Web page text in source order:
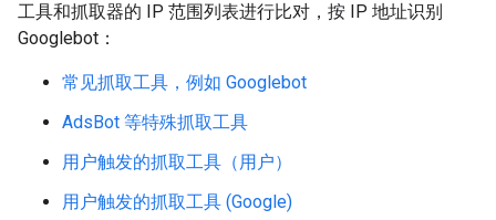
工具和抓取器的 IP 范围列表进行比对，按 IP 地址识别
Googlebot：
常见抓取工具，例如 Googlebot
AdsBot 等特殊抓取工具
用户触发的抓取工具（用户）
用户触发的抓取工具 (Google)